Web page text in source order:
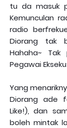
tu da masuk
Kemunculan
radio
Diorang tak
Hahaha~
Pegawai
Yang
Diorang ade
Like!), dan
boleh mintak